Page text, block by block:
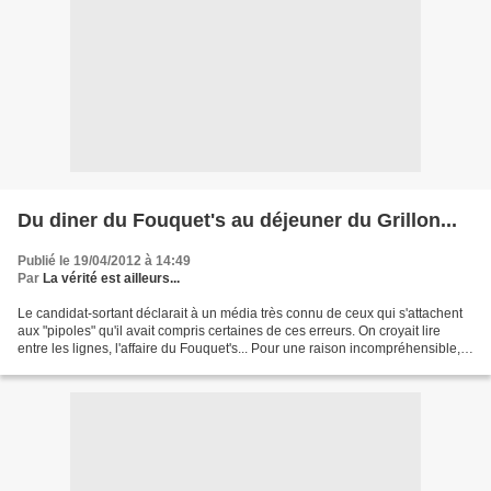
Du diner du Fouquet's au déjeuner du Grillon...
Publié le 19/04/2012 à 14:49
Par La vérité est ailleurs...
Le candidat-sortant déclarait à un média très connu de ceux qui s'attachent
aux "pipoles" qu'il avait compris certaines de ces erreurs. On croyait lire
entre les lignes, l'affaire du Fouquet's... Pour une raison incompréhensible, il